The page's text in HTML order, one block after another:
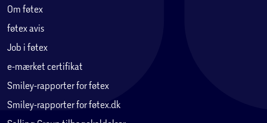
Om føtex
føtex avis
Job i føtex
e-mærket certifikat
Smiley-rapporter for føtex
Smiley-rapporter for føtex.dk